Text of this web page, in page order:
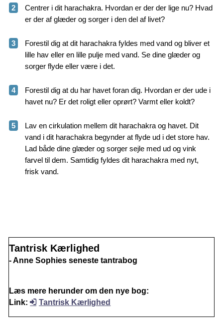
2
Centrer i dit harachakra. Hvordan er der der lige nu? Hvad
er der af glæder og sorger i den del af livet?
3
Forestil dig at dit harachakra fyldes med vand og bliver et
lille hav eller en lille pulje med vand. Se dine glæder og
sorger flyde eller være i det.
4
Forestil dig at du har havet foran dig. Hvordan er der ude i
havet nu? Er det roligt eller oprørt? Varmt eller koldt?
5
Lav en cirkulation mellem dit harachakra og havet. Dit
vand i dit harachakra begynder at flyde ud i det store hav.
Lad både dine glæder og sorger sejle med ud og vink
farvel til dem. Samtidig fyldes dit harachakra med nyt,
frisk vand.
Tantrisk Kærlighed
- Anne Sophies seneste tantrabog
Læs mere herunder om den nye bog:
Link:
Tantrisk Kærlighed